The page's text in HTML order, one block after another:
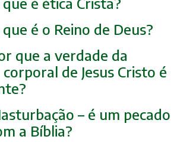
que é o Reino de Deus?
que a verdade da
de Jesus Cristo é
– é um pecado
a Bíblia?